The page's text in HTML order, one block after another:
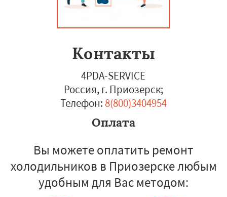
Контакты
4PDA-SERVICE
Россия, г. Приозерск;
Телефон: 8(800)3404954
Оплата
Вы можете оплатить ремонт
холодильников в Приозерске любым
удобным для Вас методом: